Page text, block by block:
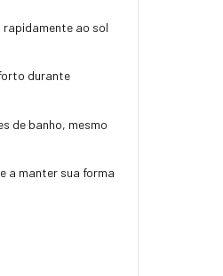
ao sol
durante
de banho, mesmo
a manter sua forma